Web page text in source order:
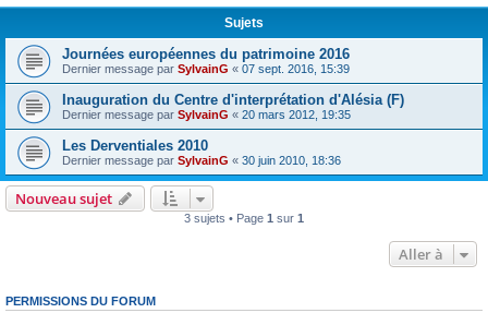
Sujets
Journées européennes du patrimoine 2016
Dernier message par SylvainG « 07 sept. 2016, 15:39
Inauguration du Centre d'interprétation d'Alésia (F)
Dernier message par SylvainG « 20 mars 2012, 19:35
Les Derventiales 2010
Dernier message par SylvainG « 30 juin 2010, 18:36
Nouveau sujet
3 sujets • Page 1 sur 1
Aller à
PERMISSIONS DU FORUM